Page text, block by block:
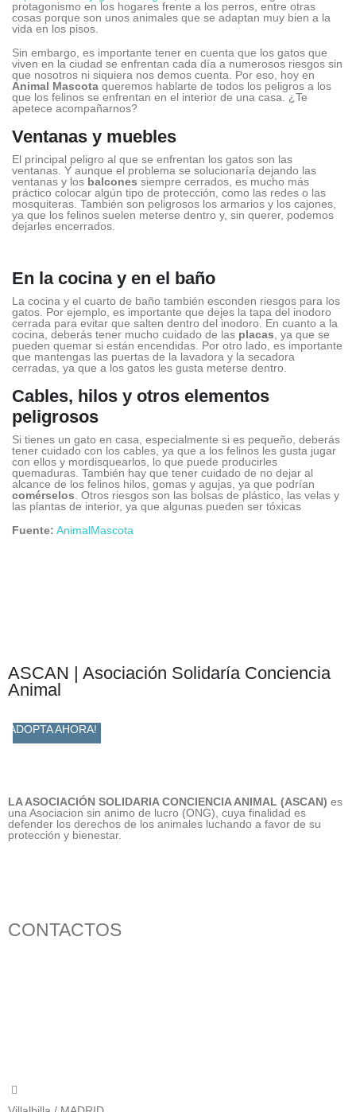
protagonismo en los hogares frente a los perros, entre otras
cosas porque son unos animales que se adaptan muy bien a la
vida en los pisos.
Sin embargo, es importante tener en cuenta que los gatos que
viven en la ciudad se enfrentan cada día a numerosos riesgos sin
que nosotros ni siquiera nos demos cuenta. Por eso, hoy en
Animal Mascota queremos hablarte de todos los peligros a los
que los felinos se enfrentan en el interior de una casa. ¿Te
apetece acompañarnos?
Ventanas y muebles
El principal peligro al que se enfrentan los gatos son las
ventanas. Y aunque el problema se solucionaría dejando las
ventanas y los balcones siempre cerrados, es mucho más
práctico colocar algún tipo de protección, como las redes o las
mosquiteras. También son peligrosos los armarios y los cajones,
ya que los felinos suelen meterse dentro y, sin querer, podemos
dejarles encerrados.
En la cocina y en el baño
La cocina y el cuarto de baño también esconden riesgos para los
gatos. Por ejemplo, es importante que dejes la tapa del inodoro
cerrada para evitar que salten dentro del inodoro. En cuanto a la
cocina, deberás tener mucho cuidado de las placas, ya que se
pueden quemar si están encendidas. Por otro lado, es importante
que mantengas las puertas de la lavadora y la secadora
cerradas, ya que a los gatos les gusta meterse dentro.
Cables, hilos y otros elementos
peligrosos
Si tienes un gato en casa, especialmente si es pequeño, deberás
tener cuidado con los cables, ya que a los felinos les gusta jugar
con ellos y mordisquearlos, lo que puede producirles
quemaduras. También hay que tener cuidado de no dejar al
alcance de los felinos hilos, gomas y agujas, ya que podrían
comérselos. Otros riesgos son las bolsas de plástico, las velas y
las plantas de interior, ya que algunas pueden ser tóxicas
Fuente: AnimalMascota
ASCAN | Asociación Solidaría Conciencia
Animal
ADOPTA AHORA!
LA ASOCIACIÓN SOLIDARIA CONCIENCIA ANIMAL (ASCAN) es
una Asociacion sin animo de lucro (ONG), cuya finalidad es
defender los derechos de los animales luchando a favor de su
protección y bienestar.
CONTACTOS